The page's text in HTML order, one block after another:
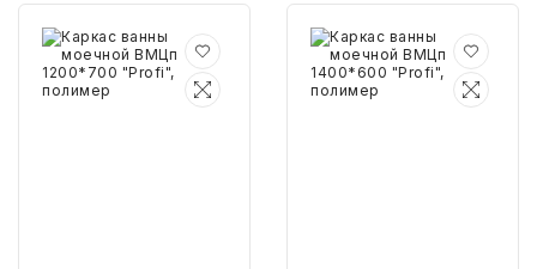
СПОРТ И ОТДЫХ
ИГРЫ И ИГРУШКИ
Каркас
ванны
моечной
ВМЦп
Каркас
ванны
моечной
ВМЦп